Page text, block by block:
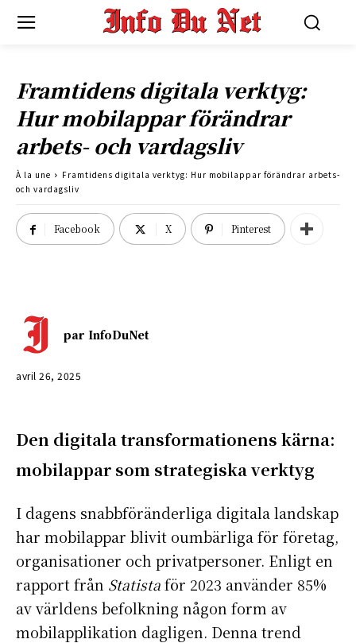
Framtidens digitala verktyg:
Hur mobilappar förändrar
arbets- och vardagsliv
À la une
Framtidens digitala verktyg: Hur mobilappar förändrar arbets-
och vardagsliv
Facebook X Pinterest
par InfoDuNet
avril 26, 2025
Den digitala transformationens kärna:
mobilappar som strategiska verktyg
I dagens snabbföränderliga digitala landskap
har mobilappar blivit oumbärliga för företag,
organisationer och privatpersoner. Enligt en
rapport från Statistaför 2023 använder 85%
av världens befolkning någon form av
mobilapplikation dagligen. Denna trend